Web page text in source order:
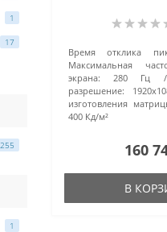
1
17
255
1
Время отклика
Максимальная
экрана:
280 Гц
разрешение:
изготовления
400 Кд/м²
160
В